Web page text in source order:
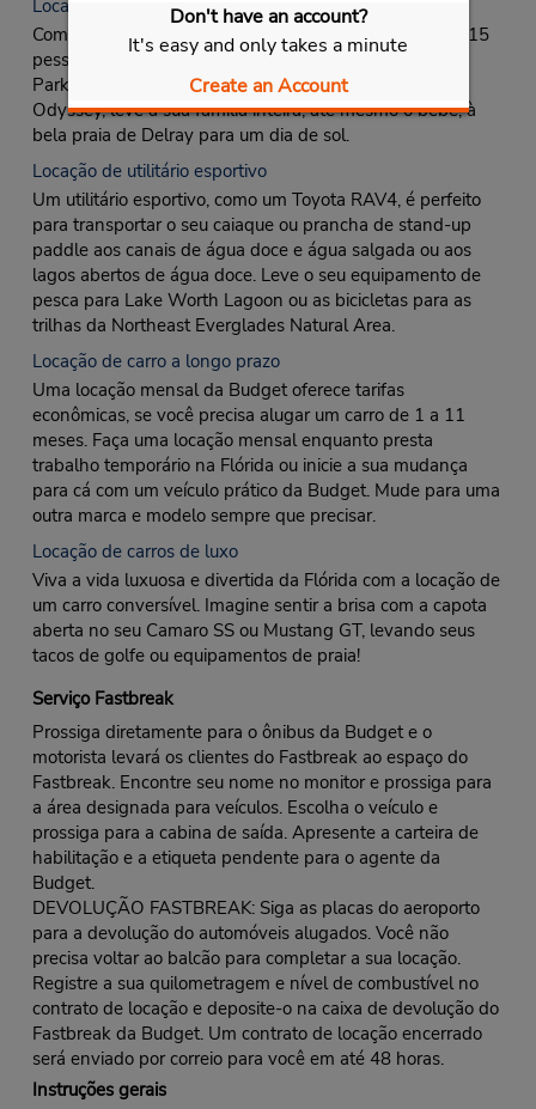
Don't have an account?
It's easy and only takes a minute
Create an Account
Locação de van
Com a locação de uma van de passageiros, leve 12 ou 15
pessoas para visitar as proximidades do Peanut Island
Park. Com a locação de uma minivan, como a Honda
Odyssey, leve a sua família inteira, até mesmo o bebê, à
bela praia de Delray para um dia de sol.
Locação de utilitário esportivo
Um utilitário esportivo, como um Toyota RAV4, é perfeito
para transportar o seu caiaque ou prancha de stand-up
paddle aos canais de água doce e água salgada ou aos
lagos abertos de água doce. Leve o seu equipamento de
pesca para Lake Worth Lagoon ou as bicicletas para as
trilhas da Northeast Everglades Natural Area.
Locação de carro a longo prazo
Uma locação mensal da Budget oferece tarifas
econômicas, se você precisa alugar um carro de 1 a 11
meses. Faça uma locação mensal enquanto presta
trabalho temporário na Flórida ou inicie a sua mudança
para cá com um veículo prático da Budget. Mude para uma
outra marca e modelo sempre que precisar.
Locação de carros de luxo
Viva a vida luxuosa e divertida da Flórida com a locação de
um carro conversível. Imagine sentir a brisa com a capota
aberta no seu Camaro SS ou Mustang GT, levando seus
tacos de golfe ou equipamentos de praia!
Serviço Fastbreak
Prossiga diretamente para o ônibus da Budget e o
motorista levará os clientes do Fastbreak ao espaço do
Fastbreak. Encontre seu nome no monitor e prossiga para
a área designada para veículos. Escolha o veículo e
prossiga para a cabina de saída. Apresente a carteira de
habilitação e a etiqueta pendente para o agente da
Budget.
DEVOLUÇÃO FASTBREAK: Siga as placas do aeroporto
para a devolução do automóveis alugados. Você não
precisa voltar ao balcão para completar a sua locação.
Registre a sua quilometragem e nível de combustível no
contrato de locação e deposite-o na caixa de devolução do
Fastbreak da Budget. Um contrato de locação encerrado
será enviado por correio para você em até 48 horas.
Instruções gerais